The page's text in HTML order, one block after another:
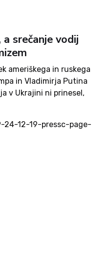
srečanje vodij
ameriškega in ruskega
in Vladimirja Putina
v Ukrajini ni prinesel,
je po srečanju dejal